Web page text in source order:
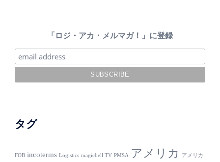
「ロジ・アカ・メルマガ！」に登録
タグ
FOB incoterms Logistics magicbell TV PMSA アメリカ アメリカ